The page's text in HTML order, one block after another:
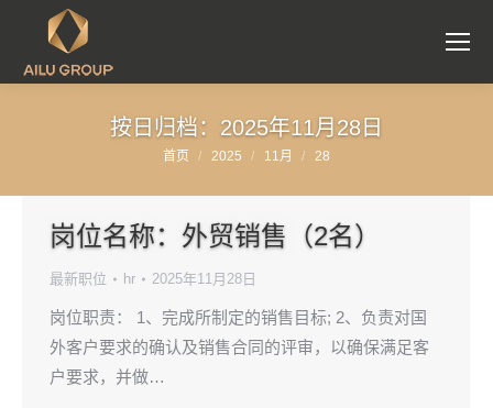
按日归档： 2025年11月28日
您在这里：
首页 2025 11月 28
岗位名称：外贸销售（2名）
最新职位 hr 2025年11月28日
岗位职责： 1、完成所制定的销售目标; 2、负责对国
外客户要求的确认及销售合同的评审，以确保满足客
户要求，并做…